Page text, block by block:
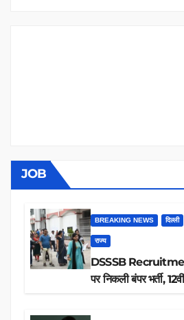
JOB
BREAKING NEWS दिल्ली
राज्य
DSSSB
पर निकली बंपर भर्ती,